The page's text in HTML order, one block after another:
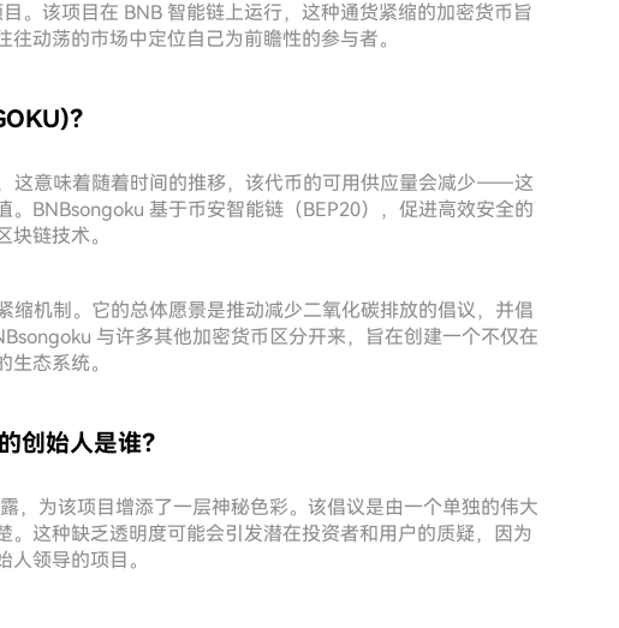
。该项目在 BNB 智能链上运行，这种通货紧缩的加密货币旨
动荡的市场中定位自己为前瞻性的参与者。
？
这意味着随着时间的推移，该代币的可用供应量会减少——这
BNBsongoku 基于币安智能链（BEP20），促进高效安全的
链技术。
缩机制。它的总体愿景是推动减少二氧化碳排放的倡议，并倡
与许多其他加密货币区分开来，旨在创建一个不仅在
态系统。
创始人是谁？
，为该项目增添了一层神秘色彩。该倡议是由一个单独的伟大
这种缺乏透明度可能会引发潜在投资者和用户的质疑，因为
领导的项目。